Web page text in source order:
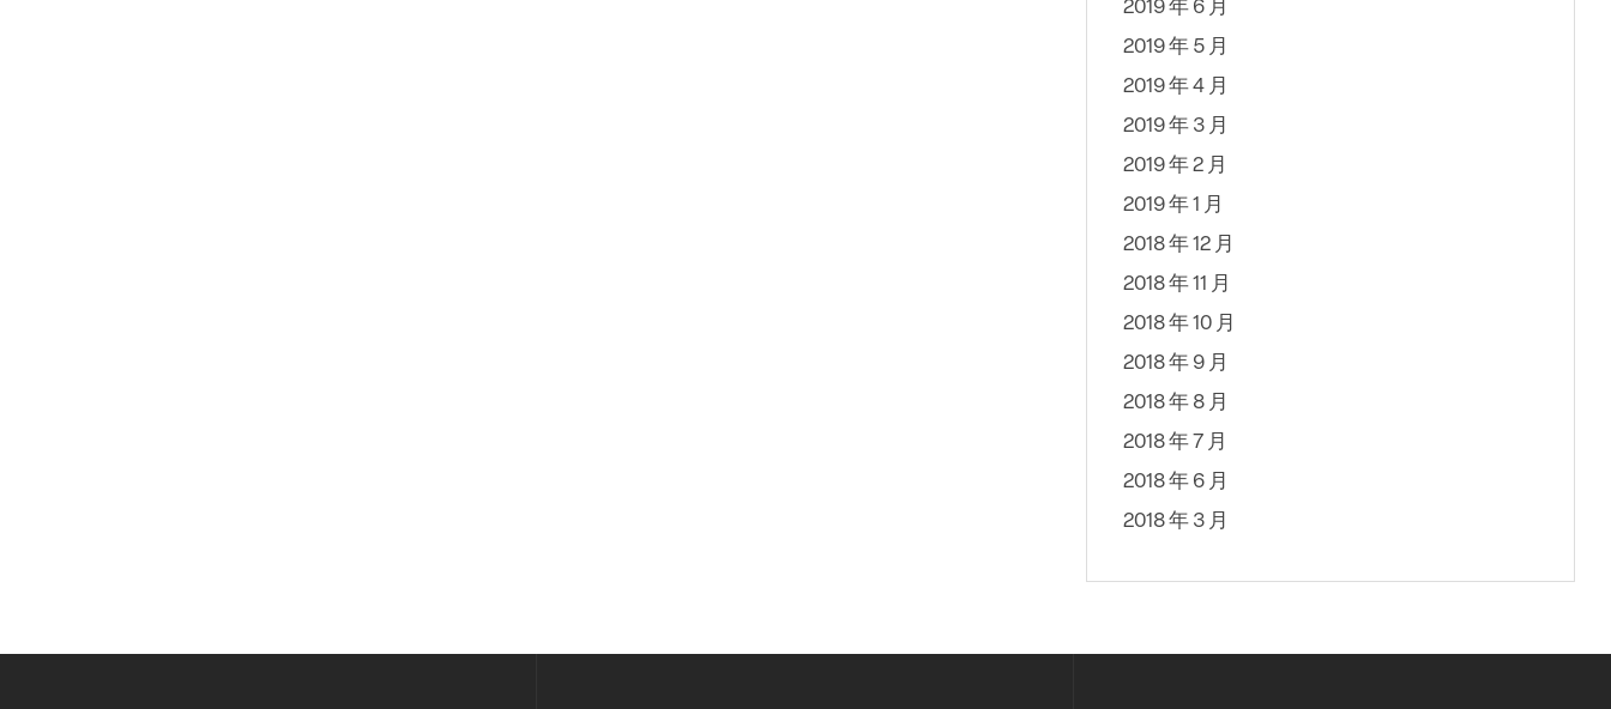
2019 年 6 月
2019 年 5 月
2019 年 4 月
2019 年 3 月
2019 年 2 月
2019 年 1 月
2018 年 12 月
2018 年 11 月
2018 年 10 月
2018 年 9 月
2018 年 8 月
2018 年 7 月
2018 年 6 月
2018 年 3 月